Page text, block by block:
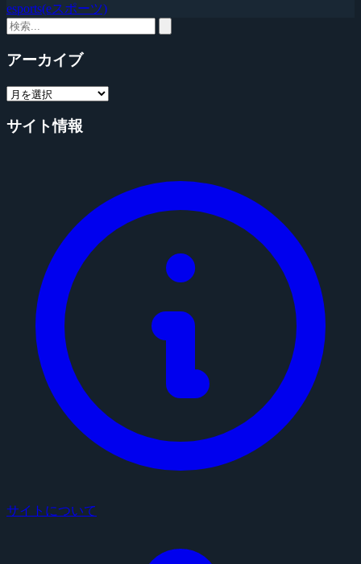
esports(eスポーツ)
アーカイブ
サイト情報
サイトについて